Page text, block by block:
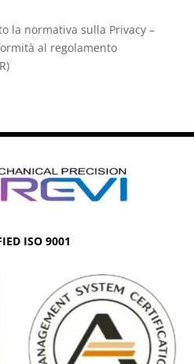
la normativa sulla Privacy –
al regolamento
ISO 9001